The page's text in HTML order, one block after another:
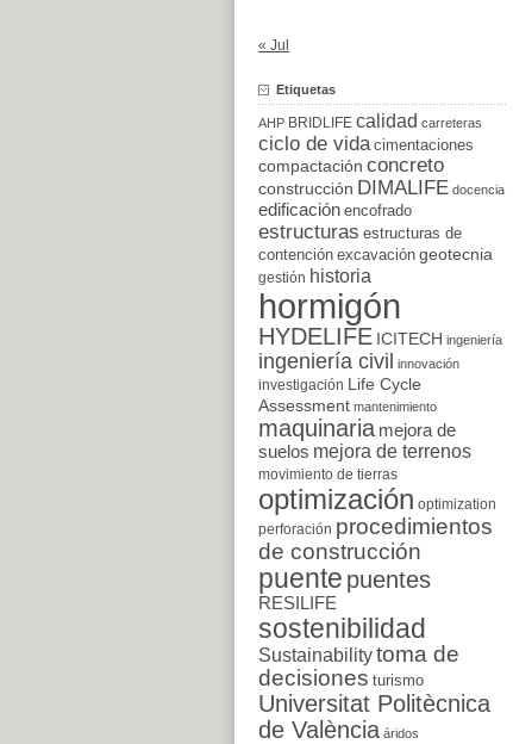
« Jul
Etiquetas
AHP BRIDLIFE calidad carreteras
ciclo de vida cimentaciones
compactación concreto
construcción DIMALIFE docencia
edificación encofrado
estructuras estructuras de
contención excavación geotecnia
gestión historia
hormigón
HYDELIFE ICITECH ingeniería
ingeniería civil innovación
investigación
Life Cycle
Assessment mantenimiento
maquinaria mejora de
suelos mejora de terrenos
movimiento de tierras
optimización optimization
perforación procedimientos
de construcción
puente puentes
RESILIFE
sostenibilidad
Sustainabilitytoma de
decisiones turismo
Universitat Politècnica
de València áridos